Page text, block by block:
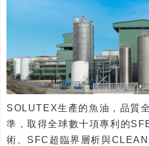
SOLUTEX生產的魚油，品質
準，取得全球數十項專利的
術、SFC超臨界層析與